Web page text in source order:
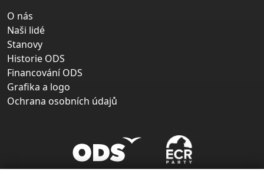
O nás
Naši lidé
Stanovy
Historie ODS
Financování ODS
Grafika a logo
Ochrana osobních údajů